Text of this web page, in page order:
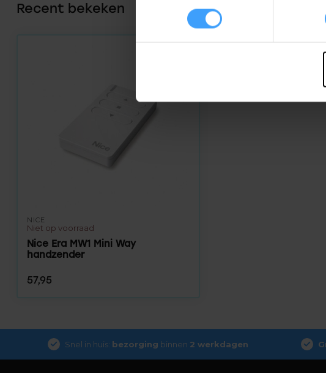
Recent bekeken
NICE
Niet op voorraad
Nice Era MW1 Mini Way
handzender
57,95
Snel in huis: bezorging binnen 2 werkdagen